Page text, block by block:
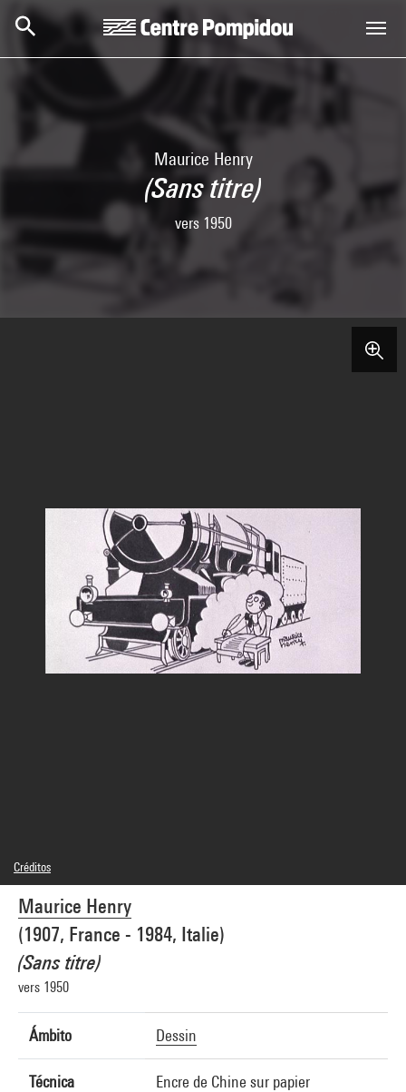
Skip to main content
Centre Pompidou
Maurice Henry
(Sans titre)
vers 1950
Maurice Henry
(1907, France - 1984, Italie)
(Sans titre)
vers 1950
Ámbito Dessin
Técnica Encre de Chine sur papier
Créditos
© Adagp, Paris
Créditos fotográficos : Centre Pompidou, MNAM-CCI/Philippe Migeat/Dist.
GrandPalaisRmn
Referencia de la imagen : 1A19327 [1990 X 0293]
Difusión de la imagen :